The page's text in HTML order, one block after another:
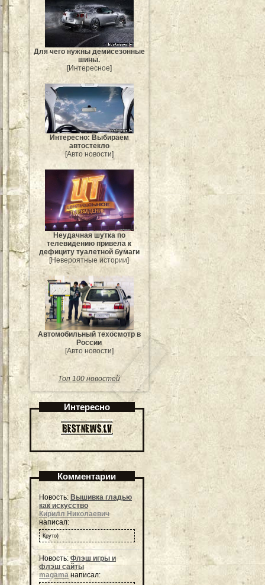
Для чего нужны демисезонные
шины.
[Интересное]
Интересно: Выбираем
автостекло
[Авто новости]
Неудачная шутка по
телевидению привела к
дефициту туалетной бумаги
[Невероятные истории]
Автомобильный техосмотр в
России
[Авто новости]
Топ 100 новостей
Интересно
Комментарии
Новость: Вышивка гладью
как искусство
Кирилл Николаевич
написал:
Круто)
Новость:Флэш игры и
флэш сайты
magama написал: